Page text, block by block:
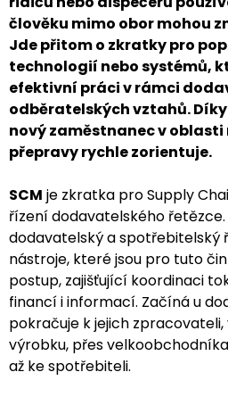
člověku mimo obor mohou
Jde přitom o zkratky pro
technologií nebo systémů,
efektivní práci v rámci
odběratelských vztahů.
nový zaměstnanec v
přepravy rychle zorientuje.
SCM je zkratka pro Supply
řízení dodavatelského
dodavatelský a spotřebitelský
nástroje, které jsou pro tuto
postup, zajišťující koordinaci
financí i informací. Začíná u
pokračuje k jejich
výrobku, přes
až ke spotřebiteli.